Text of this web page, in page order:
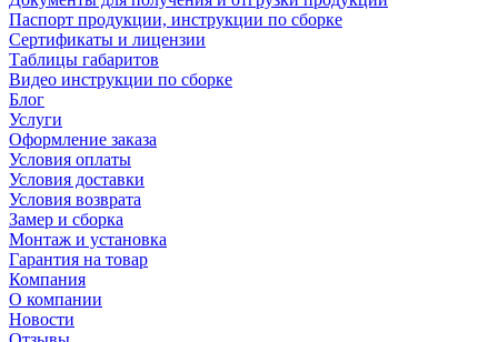
Паспорт продукции, инструкции по сборке
Сертификаты и лицензии
Таблицы габаритов
Видео инструкции по сборке
Блог
Услуги
Оформление заказа
Условия оплаты
Условия доставки
Условия возврата
Замер и сборка
Монтаж и установка
Гарантия на товар
Компания
О компании
Новости